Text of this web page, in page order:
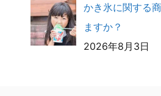
かき氷に関する
ますか？
2026年8月3日